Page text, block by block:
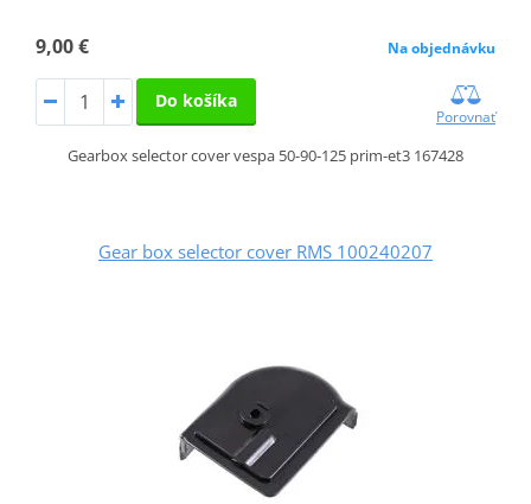
9,00 € Na objednávku
Do košíka
Porovnať
Gearbox selector cover vespa 50-90-125 prim-et3 167428
Gear box selector cover RMS 100240207